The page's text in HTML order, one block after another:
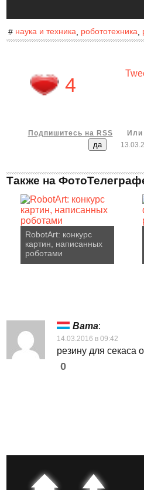
# наука и техника, робототехника,
4
Подпишитесь на RSS
Или
Также на
RobotArt: конкурс
картин, написанных
роботами
Вата:
14.03.2016 в 09:42
резину для секаса
0